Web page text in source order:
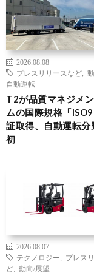
2026.08.08
プレスリリースなど
自動運転
T2が品質マネジメ
ムの国際規格「
証取得、自動運転分
初
2026.08.07
テクノロジー
プレス
ど
動向/展望